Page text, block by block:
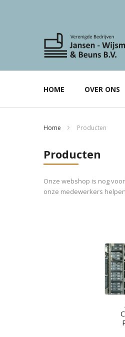
HOME OVER ONS
Home Producten
Producten
Onze webshop is nog
onze medewerkers